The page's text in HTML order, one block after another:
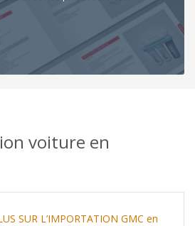
voiture en
SUR L’IMPORTATION GMC en